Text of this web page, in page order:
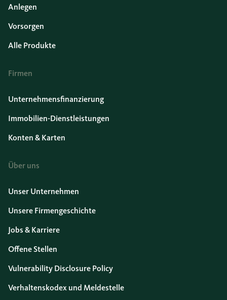
Anlegen
Vorsorgen
Alle Produkte
Firmen
Unternehmensfinanzierung
Immobilien-Dienstleistungen
Konten & Karten
Über uns
Unser Unternehmen
Unsere Firmengeschichte
Jobs & Karriere
Offene Stellen
Vulnerability Disclosure Policy
Verhaltenskodex und Meldestelle